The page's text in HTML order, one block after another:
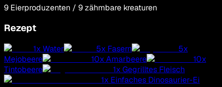
9 Eierproduzenten / 9zähmbare kreaturen
Rezept
1xWater 5x Fasern 5x
Mejobeere
10xAmarbeere 10x
Tintobeere
1xGegrilltes Fleisch
1x Einfaches Dinosaurier-Ei